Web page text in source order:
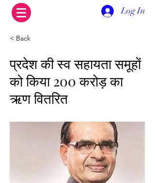
Log In
< Back
प्रदेश की स्व सहायता समूहों
को किया 200 करोड़ का
ऋण वितरित